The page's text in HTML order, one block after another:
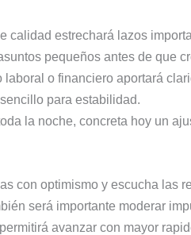
calidad estrechará lazos
pequeños antes de que
laboral o financiero aportará
para estabilidad.
la noche, concreta hoy un
con optimismo y escucha las
será importante moderar
avanzar con mayor